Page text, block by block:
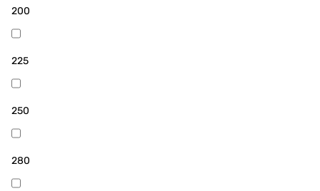
200
225
250
280